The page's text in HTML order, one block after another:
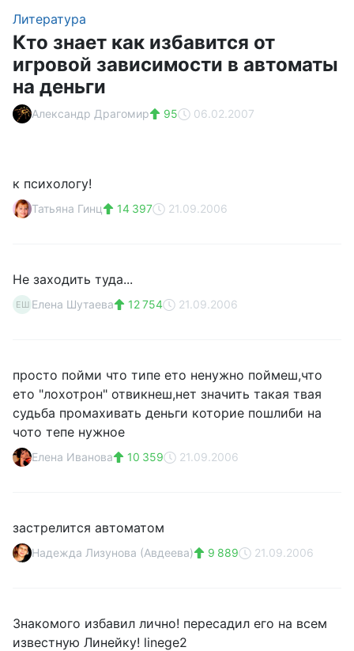
Литература
Кто знает как избавится от
игровой зависимости в автоматы
на деньги
Александр Драгомир 95 06.02.2007
к психологу!
Татьяна Гинц 14 397 21.09.2006
Не заходить туда...
ЕШ Елена Шутаева 12 754 21.09.2006
просто пойми что типе ето ненужно поймеш,что
ето "лохотрон" отвикнеш,нет значить такая твая
судьба промахивать деньги которие пошлиби на
чото тепе нужное
Елена Иванова 10 359 21.09.2006
застрелится автоматом
Надежда Лизунова (Авдеева) 9 889 21.09.2006
Знакомого избавил лично! пересадил его на всем
известную Линейку! linege2